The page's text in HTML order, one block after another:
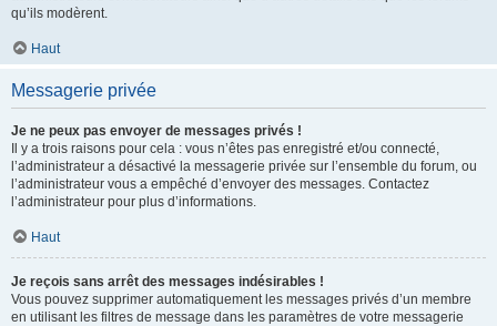
qu’ils modèrent.
Haut
Messagerie privée
Je ne peux pas envoyer de messages privés !
Il y a trois raisons pour cela : vous n’êtes pas enregistré et/ou connecté,
l’administrateur a désactivé la messagerie privée sur l’ensemble du forum, ou
l’administrateur vous a empêché d’envoyer des messages. Contactez
l’administrateur pour plus d’informations.
Haut
Je reçois sans arrêt des messages indésirables !
Vous pouvez supprimer automatiquement les messages privés d’un membre
en utilisant les filtres de message dans les paramètres de votre messagerie